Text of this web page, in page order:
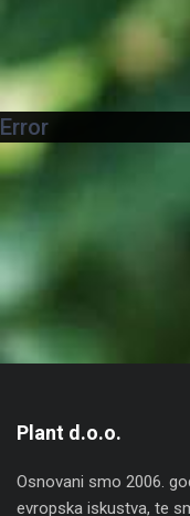
Error
Plant d.o.o.
Osnovani smo 2006.
evropska iskustva, te